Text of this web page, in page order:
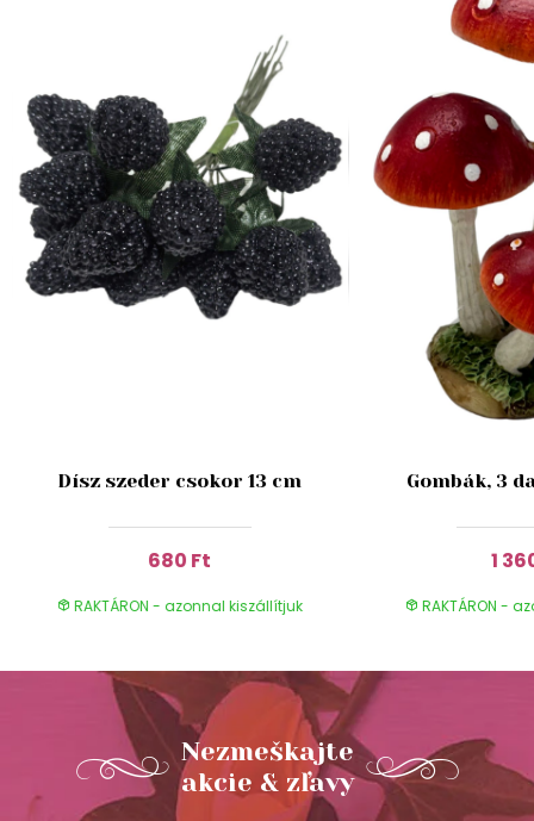
Dísz szeder csokor 13 cm
680 Ft
RAKTÁRON - azonnal kiszállítjuk
Gombák, 3
1
RAKTÁRON -
Nezmeškajte
akcie & zľavy